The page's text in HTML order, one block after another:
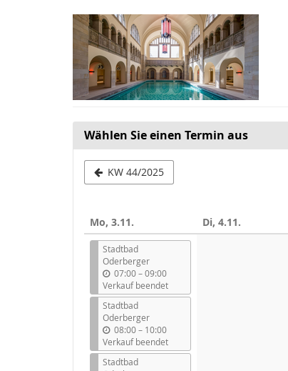
Wählen Sie einen Termin aus
KW 44/2025
Mo, 3.11.
Stadtbad
Oderberger
07:00–b
i
s
09:00
Verkauf beendet
Stadtbad
Oderberger
08:00–b
i
s
10:00
Verkauf beendet
Stadtbad
Di, 4.11.